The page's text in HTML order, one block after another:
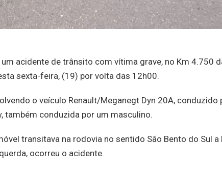
acidente de trânsito com vítima grave, no Km 4.750
sexta-feira, (19) por volta das 12h00.
o veículo Renault/Meganegt Dyn 20A, conduzido
também conduzida por um masculino.
transitava na rodovia no sentido São Bento do Sul a
ocorreu o acidente.